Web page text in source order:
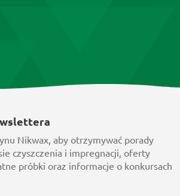
Nikwax, aby otrzymywać porady
czyszczenia i impregnacji, oferty
próbki oraz informacje o konkursach